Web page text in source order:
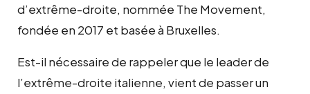
d’extrême-droite, nommée The Movement,
fondée en 2017 et basée à Bruxelles.
Est-il nécessaire de rappeler que le leader de
l’extrême-droite italienne, vient de passer un